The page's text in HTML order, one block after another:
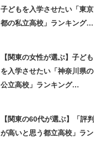
子どもを入学させたい「東京
都の私立高校」ランキング
【関東の女性が選ぶ】子ども
を入学させたい「神奈川県の
公立高校」ランキング
【関東の60代が選ぶ】「評判
が高いと思う都立高校」ラン